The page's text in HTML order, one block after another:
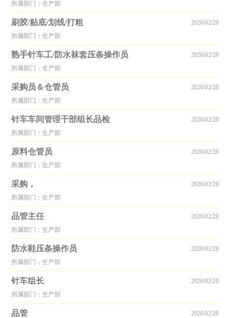
所属部门：生产部
刷胶/贴底/划线/打粗
所属部门：生产部
2026/02/28
熟手针车工/防水袜套压条操作员
所属部门：生产部
2026/02/28
采购员＆仓管员
所属部门：生产部
2026/02/28
针车车间管理干部组长品检
所属部门：生产部
2026/02/28
原料仓管员
所属部门：生产部
2026/02/28
采购，
所属部门：生产部
2026/02/28
品管主任
所属部门：生产部
2026/02/28
防水鞋压条操作员
所属部门：生产部
2026/02/28
针车组长
所属部门：生产部
2026/02/28
品管 2026/02/28